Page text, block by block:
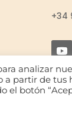
+34
analizar
partir de tus
el botón